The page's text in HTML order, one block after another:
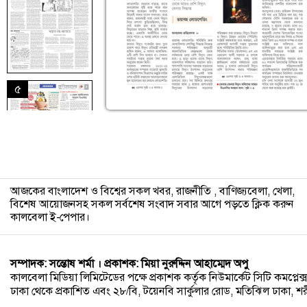
৫
৬
আজকের বাংলাদেশ ও বিশ্বের সকল খবর, রাজনীতি , বাণিজ্যবেলা, খেলা,
বিশেষ আয়োজনসহ সকল সর্বশেষ সংবাদ সবার আগে পড়তে ক্লিক করুন
কালবেলা ই-পেপার।
সম্পাদক: সন্তোষ শর্মা । প্রকাশক: মিয়া নুরুদ্দিন আহাম্মেদ অপু
কালবেলা মিডিয়া লিমিটেডের পক্ষে প্রকাশক কর্তৃক নিউমার্কেট সিটি
ঢাকা থেকে প্রকাশিত এবং ২৮/বি, টয়েনবি সার্কুলার রোড, মতিঝিল ঢাকা,